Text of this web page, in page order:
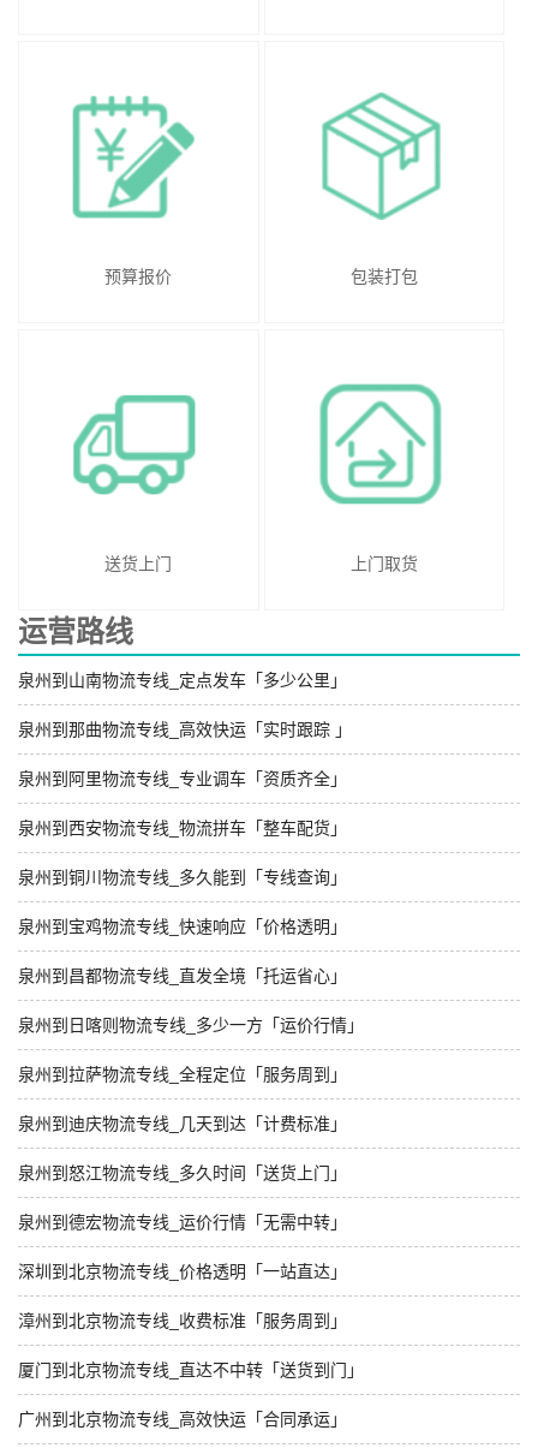
预算报价 包装打包
送货上门 上门取货
运营路线
泉州到山南物流专线_定点发车「多少公里」
泉州到那曲物流专线_高效快运「实时跟踪 」
泉州到阿里物流专线_专业调车「资质齐全」
泉州到西安物流专线_物流拼车「整车配货」
泉州到铜川物流专线_多久能到「专线查询」
泉州到宝鸡物流专线_快速响应「价格透明」
泉州到昌都物流专线_直发全境「托运省心」
泉州到日喀则物流专线_多少一方「运价行情」
泉州到拉萨物流专线_全程定位「服务周到」
泉州到迪庆物流专线_几天到达「计费标准」
泉州到怒江物流专线_多久时间「送货上门」
泉州到德宏物流专线_运价行情「无需中转」
深圳到北京物流专线_价格透明「一站直达」
漳州到北京物流专线_收费标准「服务周到」
厦门到北京物流专线_直达不中转「送货到门」
广州到北京物流专线_高效快运「合同承运」